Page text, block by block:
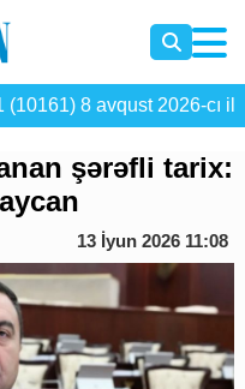
8 avqust 2026-cı il
şərəfli tarix:
13 İyun 2026 11:08